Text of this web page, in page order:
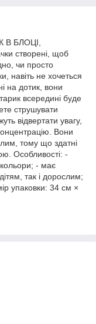
В БЛОЦІ,
створені, щоб
чи просто
навіть не хочеться
на дотик, вони
всередині буде
струшувати
відвертати увагу,
Вони
тому що здатні
Особливості: -
кольори; - має
так і дорослим;
упаковки: 34 см ×